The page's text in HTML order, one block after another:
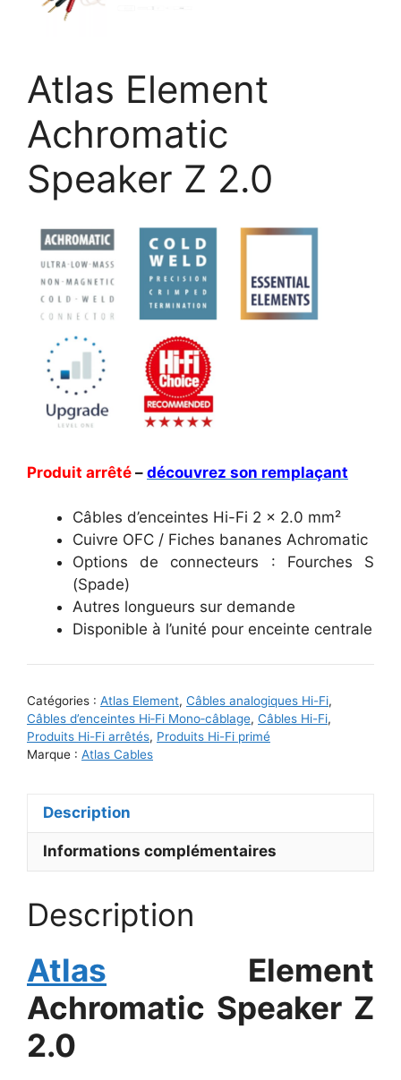
Atlas Element
Achromatic
Speaker Z 2.0
Produit arrêté – découvrez son remplaçant
Câbles d’enceintes Hi-Fi 2 x 2.0 mm²
Cuivre OFC / Fiches bananes Achromatic
Options de connecteurs : Fourches S
(Spade)
Autres longueurs sur demande
Disponible à l’unité pour enceinte centrale
Catégories : Atlas Element, Câbles analogiques Hi-Fi,
Câbles d’enceintes Hi‑Fi Mono‑câblage, Câbles Hi-Fi,
Produits Hi-Fi arrêtés, Produits Hi-Fi primé
Marque : Atlas Cables
Description
Informations complémentaires
Description
Atlas Element
Achromatic Speaker Z
2.0